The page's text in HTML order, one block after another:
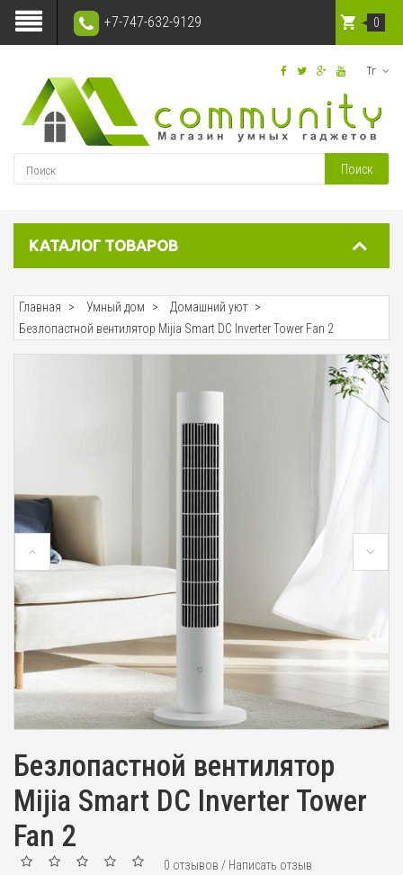
+7-747-632-9129
Тг
Поиск
0
КАТАЛОГ ТОВАРОВ
Главная Умный дом
Домашний уют
Безлопастной вентилятор Mijia Smart DC Inverter Tower Fan 2
Безлопастной вентилятор
Mijia Smart DC Inverter Tower
Fan 2
0 отзывов / Написать отзыв